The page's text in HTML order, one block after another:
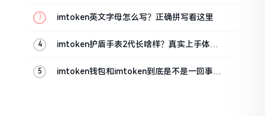
imtoken英文字母怎么写？正确拼写看这里
imtoken护盾手表2代长啥样？真实上手体验
imtoken钱包和imtoken到底是不是一回事？